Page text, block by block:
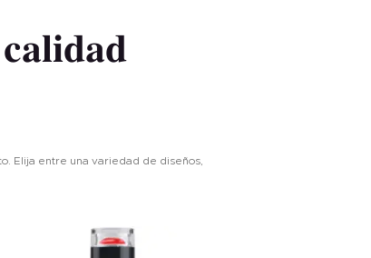
Elija entre una variedad de diseños,